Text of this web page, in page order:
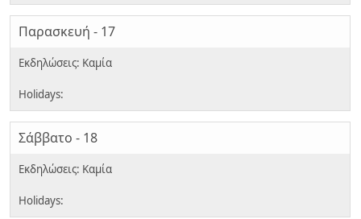
Παρασκευή - 17
Σάββατο - 18